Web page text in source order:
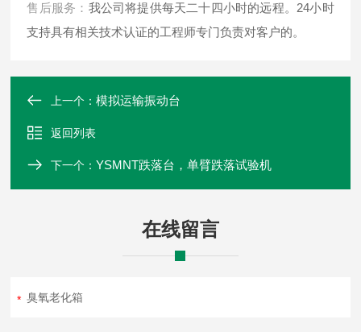
售后服务： 我公司将提供每天二十四小时的远程。24小时
支持具有相关技术认证的工程师专门负责对客户的。
上一个：模拟运输振动台
返回列表
下一个：YSMNT跌落台，单臂跌落试验机
在线留言